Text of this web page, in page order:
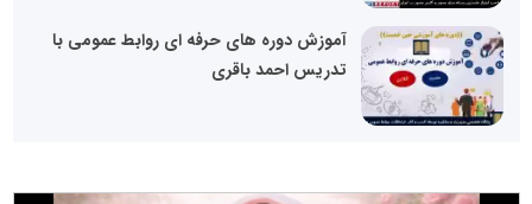
آموزش دوره های حرفه ای روابط عمومی با
تدریس احمد باقری